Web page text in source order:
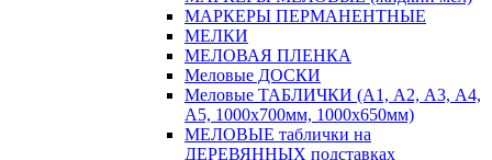
МАРКЕРЫ ПЕРМАНЕНТНЫЕ
МЕЛКИ
МЕЛОВАЯ ПЛЕНКА
Меловые ДОСКИ
Меловые ТАБЛИЧКИ (А1, А2, А3, А4,
А5, 1000х700мм, 1000х650мм)
МЕЛОВЫЕ таблички на
ДЕРЕВЯННЫХ подставках